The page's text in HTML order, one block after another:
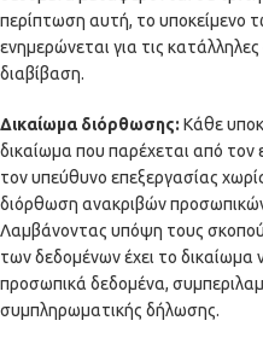
περίπτωση αυτή, το υποκείμενο
ενημερώνεται για τις
διαβίβαση.
Δικαίωμα διόρθωσης: Κάθε
δικαίωμα που παρέχεται από
τον υπεύθυνο επεξεργασίας
διόρθωση ανακριβών
Λαμβάνοντας υπόψη τους
των δεδομένων έχει το δικαίωμα
προσωπικά δεδομένα,
συμπληρωματικής δήλωσης.